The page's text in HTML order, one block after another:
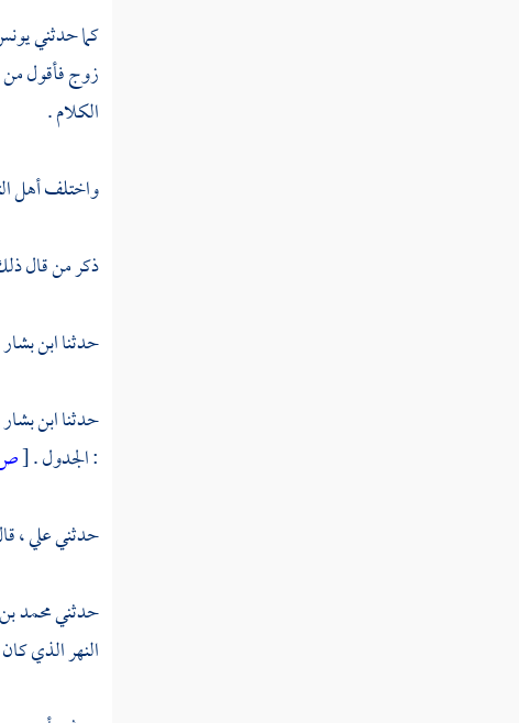
كما حدثني
زوج فأقول
الكلام .
واختلف أهل
ذكر من قال
حدثناابن
حدثناابن
: الجدول .[
حدثنيعلي ،
حدثنيمحمد
النهر الذي